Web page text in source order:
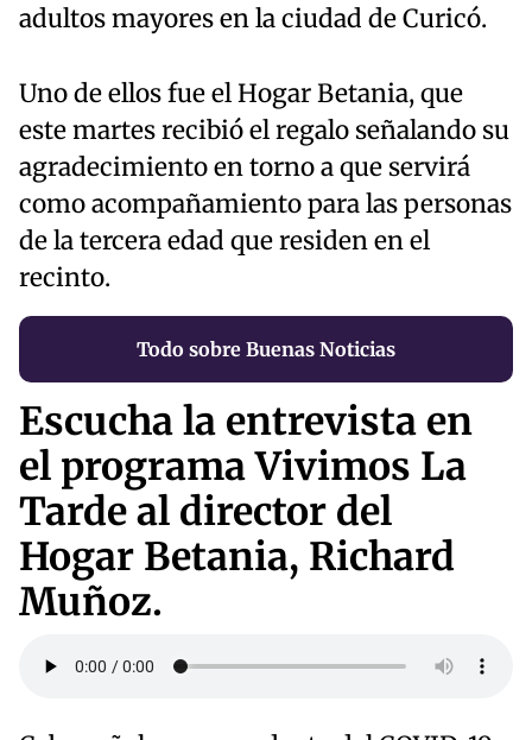
adultos mayores en la ciudad de Curicó.
Uno de ellos fue el Hogar Betania, que
este martes recibió el regalo señalando su
agradecimiento en torno a que servirá
como acompañamiento para las personas
de la tercera edad que residen en el
recinto.
Todo sobre Buenas Noticias
Escucha la entrevista en
el programa Vivimos La
Tarde al director del
Hogar Betania, Richard
Muñoz.